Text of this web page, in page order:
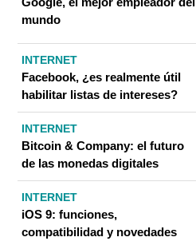
mundo
INTERNET
Facebook, ¿es realmente útil
habilitar listas de intereses?
INTERNET
Bitcoin & Company: el futuro
de las monedas digitales
INTERNET
iOS 9: funciones,
compatibilidad y novedades